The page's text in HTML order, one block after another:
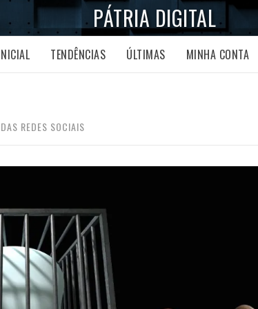
PÁTRIA DIGITAL
TENDÊNCIAS ÚLTIMAS MINHA CONTA
REDES SOCIAIS